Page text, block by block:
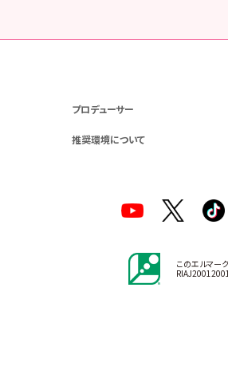
プロデューサー
推奨環境について
このエルマー